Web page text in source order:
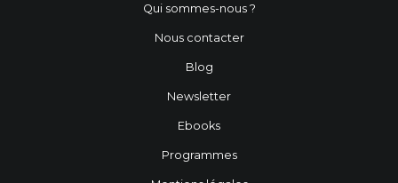
Qui sommes-nous ?
Nous contacter
Blog
Newsletter
Ebooks
Programmes